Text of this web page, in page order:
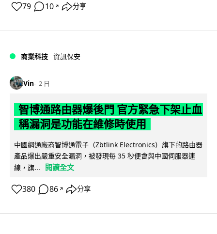
79 10 ↗ 分享
商業科技 資訊保安
Vin 2 日
智博通路由器爆後門 官方緊急下架止血
稱漏洞是功能在維修時使用
中國網通廠商智博通電子（Zbtlink Electronics）旗下的路由器
產品爆出嚴重安全漏洞，被發現每 35 秒便會與中國伺服器連
線，旗...
閱讀全文
380 86 ↗ 分享